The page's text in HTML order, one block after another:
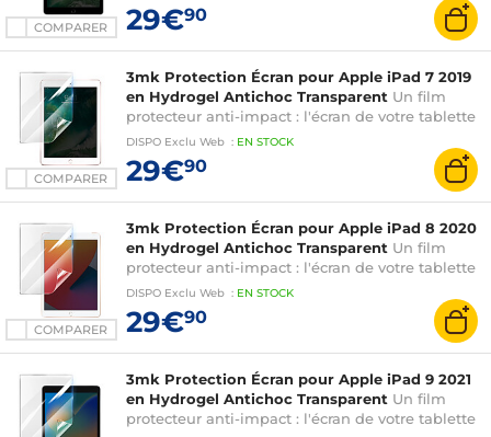
COMPARER 29€90
COMPARER
3mk Protection Écran pour Apple iPad 7 2019
en Hydrogel Antichoc Transparent Un film
protecteur anti-impact : l'écran de votre tablette
est renforcé jusqu'à 300%
DISPO Exclu Web : EN STOCK
29€90
COMPARER
3mk Protection Écran pour Apple iPad 8 2020
en Hydrogel Antichoc Transparent Un film
protecteur anti-impact : l'écran de votre tablette
est renforcé jusqu'à 300%
DISPO Exclu Web : EN STOCK
29€90
3mk Protection Écran pour Apple iPad 9 2021
en Hydrogel Antichoc Transparent Un film
protecteur anti-impact : l'écran de votre tablette